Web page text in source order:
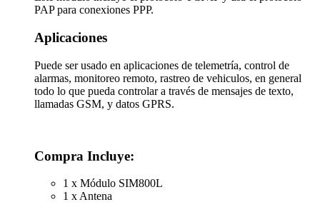
PAP para conexiones PPP.
Aplicaciones
Puede ser usado en aplicaciones de telemetría, control de
alarmas, monitoreo remoto, rastreo de vehiculos, en general
todo lo que pueda controlar a través de mensajes de texto,
llamadas GSM, y datos GPRS.
Compra Incluye:
1 x Módulo SIM800L
1 x Antena